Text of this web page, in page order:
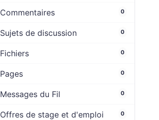
Commentaires 0
Sujets de discussion 0
Fichiers 0
Pages 0
Messages du Fil 0
Offres de stage et d'emploi 0